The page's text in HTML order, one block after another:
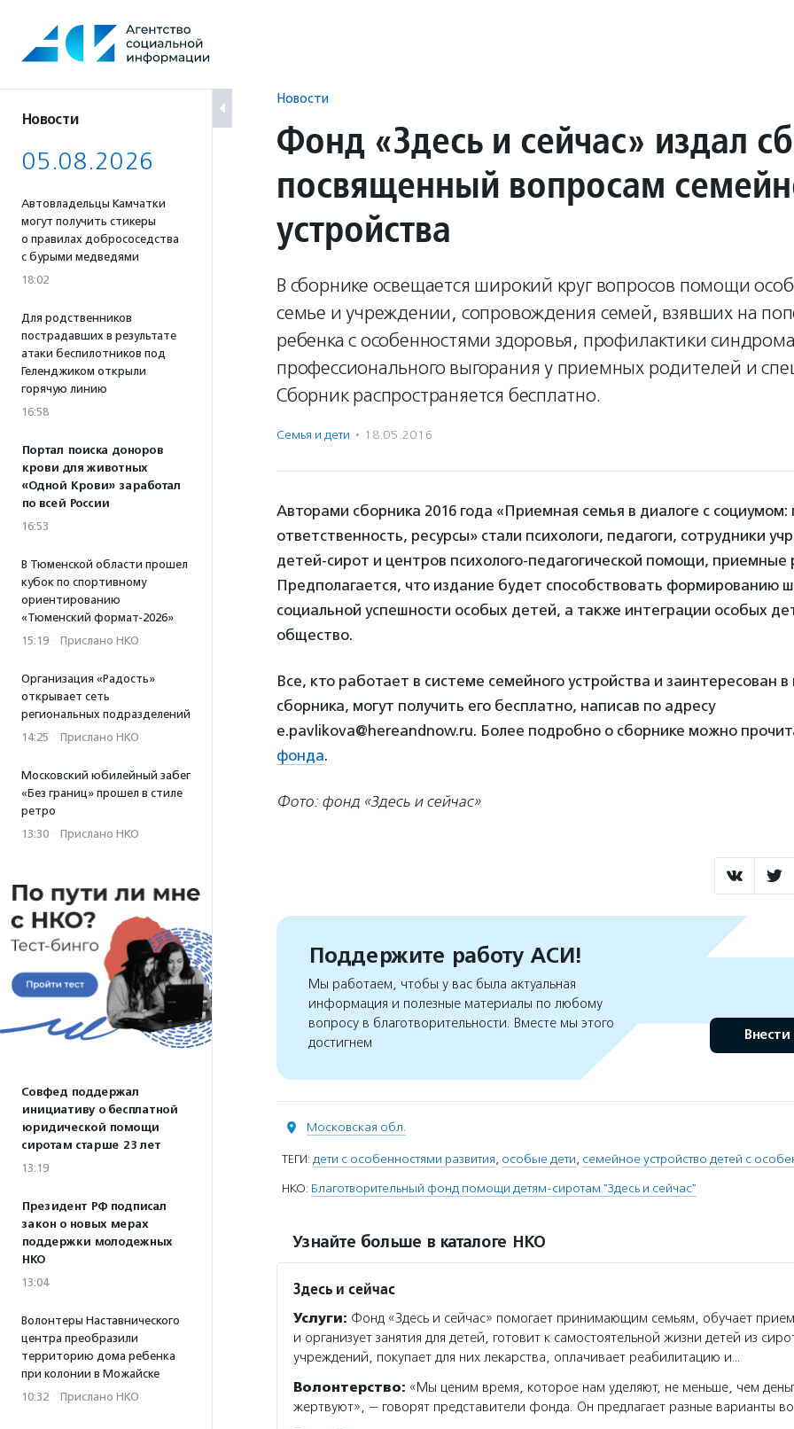
содержанию
Новости
05.08.2026
Автовладельцы Камчатки
могут получить стикеры
о правилах добрососедства
с бурыми медведями
18:02
Для родственников
пострадавших в результате
атаки беспилотников под
Геленджиком открыли
горячую линию
16:58
Портал поиска доноров
крови для животных
«Одной Крови» заработал
по всей России
16:53
В Тюменской области прошел
кубок по спортивному
ориентированию
«Тюменский формат-2026»
15:19 · Прислано НКО
Организация «Радость»
открывает сеть
региональных подразделений
14:25 · Прислано НКО
Московский юбилейный забег
«Без границ» прошел в стиле
ретро
13:30 · Прислано НКО
Совфед поддержал
инициативу о бесплатной
юридической помощи
сиротам старше 23 лет
13:19
Президент РФ подписал
закон о новых мерах
поддержки молодежных
НКО
13:04
Волонтеры Наставнического
центра преобразили
территорию дома ребенка
при колонии в Можайске
10:32 · Прислано НКО
Новости
Фонд «Здесь и сейчас» издал
посвященный вопросам
устройства
В сборнике освещается широкий круг вопросов помощи
семье и учреждении, сопровождения семей, взявших на
ребенка с особенностями здоровья, профилактики
профессионального выгорания у приемных родителей и
Сборник распространяется бесплатно.
Семья и дети · 18.05.2016
Авторами сборника 2016 года «Приемная семья в диалоге с
ответственность, ресурсы» стали психологи, педагоги, сотрудники
детей-сирот и центров психолого-педагогической помощи, приемные
Предполагается, что издание будет способствовать формированию
социальной успешности особых детей, а также интеграции особых
общество.
Все, кто работает в системе семейного устройства и заинтересован в
сборника, могут получить его бесплатно, написав по адресу
e.pavlikova@hereandnow.ru. Более подробно о сборнике можно
фонда.
Фото: фонд «Здесь и сейчас»
Поддержите работу АСИ!
Мы работаем, чтобы у вас была актуальная
информация и полезные материалы по любому
вопросу в благотворительности. Вместе мы этого
достигнем
Внести
Московская обл.
ТЕГИ: дети с особенностями развития, особые дети, семейное устройство детей с
НКО: Благотворительный фонд помощи детям-сиротам "Здесь и сейчас"
Узнайте больше в каталоге НКО
Здесь и сейчас
Услуги: Фонд «Здесь и сейчас» помогает принимающим семьям, обучает
и организует занятия для детей, готовит к самостоятельной жизни детей из
учреждений, покупает для них лекарства, оплачивает реабилитацию и…
Волонтерство: «Мы ценим время, которое нам уделяют, не меньше, чем
жертвуют», — говорят представители фонда. Он предлагает разные варианты